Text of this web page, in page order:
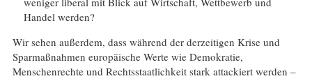
Handel werden?
Wir sehen außerdem, dass während der derzeitigen Krise und
Sparmaßnahmen europäische Werte wie Demokratie,
Menschenrechte und Rechtsstaatlichkeit stark attackiert werden –